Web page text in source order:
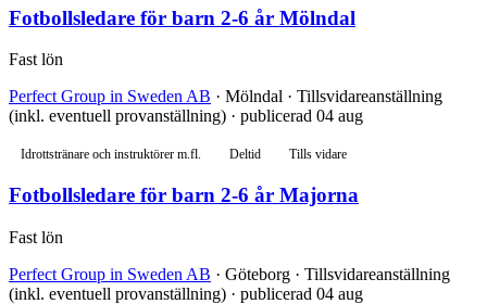
Fotbollsledare för barn 2-6 år Mölndal
Fast lön
Perfect Group in Sweden AB · Mölndal · Tillsvidareanställning
(inkl. eventuell provanställning) · publicerad 04 aug
Idrottstränare och instruktörer m.fl. Deltid Tills vidare
Fotbollsledare för barn 2-6 år Majorna
Fast lön
Perfect Group in Sweden AB · Göteborg · Tillsvidareanställning
(inkl. eventuell provanställning) · publicerad 04 aug